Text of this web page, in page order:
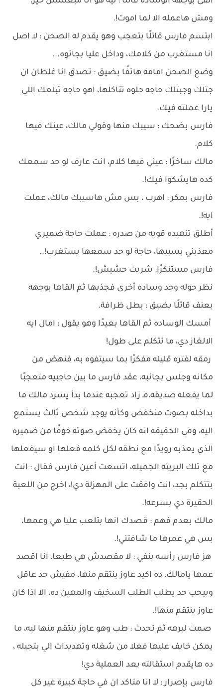
ومش هاعمله الا لما اموت!.
ابتسم فارس قائلًا بتعجب وهو يقدم له الصحن : لا اصل
انا مستغرب من كلامك، وداخل عليا بجاتوه...
وضع الصحن امامه هاتفًا بضيق : تصدق انا غلطان ان
جتلك وجبتلك حاجه حلوه تتاكلها، اهو حاجه تبلعك اللي
يارا عملته فيك.
فارس بضحك : سيبك منها وقولي مالك، عينك فيها
كلام.
مالك ساخرًا : عيني فيها كلام، انت عارف لو حد سمعك
كده هايشكوا فيك!.
فارس بمكر : اهرب ، بس مش هاسيبك مالك، عملت
ايه!.
أطلق تنهيده قويه من صدره : عملت حاجة ضميري
معذبني بسببها، حاجة لو حد سمعها يستغرب!..
فارس مستنكرًا: شربت حشيش!.
نظر حوله وجد وساده أخرى فجذبها ثم القاها بوجهه
بعنف قائلًا بضيق : بطل ظرافة.
أمسك الوساده ثم القاها بعيدًا وهو يقول : امال ايه
الالغاز دي، ما تتكلم على طول!
‏رمقه لفتره قليله مفكرًا بما سيتفوه به، فنهض من
مكانه وجلس بجانبه، عقد فارس ما بين حاجبيه متعجبًا
لما يفعله صديقه،فـ زاد تعجبه عندما بدأ يسرد مالك ما
بداخله بصوت منخفض وكأنه يوجد شخص ثالث يستمع
اليه، وفي الحقيقه انه كان يخفض صوته خوفًا من ضميره
الذي يعذبه رويدًا مع نطقه لكل كلمه فعلها او سيفعلها
مع تلك البريئه الجميله، اتسعت أعين فارس فقال : انت
بتتكلم بجد، انت وافقت على المهزلة دي!، اخرج من اللعبة
الحقيرة دي بسرعه!.
مالك بعدم فهم : قصدك انها بتلعب عليا هي وعمها،
بس هي عمرها ما شافتني!.
هز فارس رأسه بنفي : لا مقصدش هي طبعا، انا اقصد
عمها يامالك، ده اكيد عاوز ينتقم منها، مفيش حد عاقل
وبيحب حد يطلب الطلب السخيف والمهين ده، الا اذا كان
عاوز ينتقم منها!.
‏صمت لبرهه ثم تحدث : طب وهو عاوز ينتقم منها ليه، ما
يمكن خايف عليها فعلا من شغله وتهديدات الي بتجيله ،
ده هايقدم استقالته بعد العملية دي!
فارس بإصرار : لا انا متاكد ان في حاجة كبيرة غير كل